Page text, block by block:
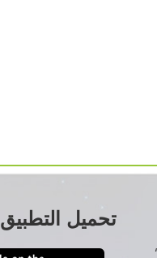
تحميل التطبيق